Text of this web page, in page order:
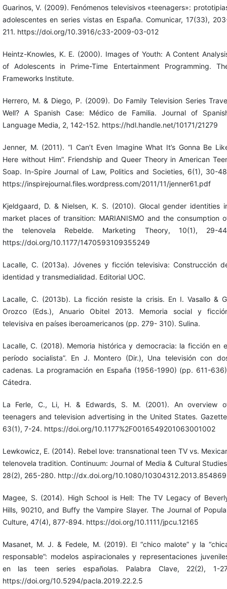
Guarinos, V. (2009). Fenómenos televisivos «teenagers»:
adolescentes en series vistas en España. Comunicar, 17(33),
211. https://doi.org/10.3916/c33-2009-03-012
Heintz-Knowles, K. E. (2000). Images of Youth: A Content
of Adolescents in Prime-Time Entertainment Programming.
Frameworks Institute.
Herrero, M. & Diego, P. (2009). Do Family Television Series
Well? A Spanish Case: Médico de Familia. Journal of
Language Media, 2, 142-152. https://hdl.handle.net/10171/21279
Jenner, M. (2011). “I Can’t Even Imagine What It’s Gonna Be
Here without Him”. Friendship and Queer Theory in American
Soap. In-Spire Journal of Law, Politics and Societies, 6(1), 30-
https://inspirejournal.files.wordpress.com/2011/11/jenner61.pdf
Kjeldgaard, D. & Nielsen, K. S. (2010). Glocal gender identities
market places of transition: MARIANISMO and the consumption
the telenovela Rebelde. Marketing Theory, 10(1), 29-
https://doi.org/10.1177/1470593109355249
Lacalle, C. (2013a). Jóvenes y ficción televisiva: Construcción
identidad y transmedialidad. Editorial UOC.
Lacalle, C. (2013b). La ficción resiste la crisis. En I. Vasallo &
Orozco (Eds.), Anuario Obitel 2013. Memoria social y
televisiva en países iberoamericanos (pp. 279- 310). Sulina.
Lacalle, C. (2018). Memoria histórica y democracia: la ficción en
período socialista”. En J. Montero (Dir.), Una televisión con
cadenas. La programación en España (1956-1990) (pp. 611-
Cátedra.
La Ferle, C., Li, H. & Edwards, S. M. (2001). An overview
teenagers and television advertising in the United States.
63(1), 7-24. https://doi.org/10.1177%2F0016549201063001002
Lewkowicz, E. (2014). Rebel love: transnational teen TV vs.
telenovela tradition. Continuum: Journal of Media & Cultural
28(2), 265-280. http://dx.doi.org/10.1080/10304312.2013.854869
Magee, S. (2014). High School is Hell: The TV Legacy of
Hills, 90210, and Buffy the Vampire Slayer. The Journal of
Culture, 47(4), 877-894. https://doi.org/10.1111/jpcu.12165
Masanet, M. J. & Fedele, M. (2019). El “chico malote” y la
responsable”: modelos aspiracionales y representaciones
en las teen series españolas. Palabra Clave, 22(2), 1-
https://doi.org/10.5294/pacla.2019.22.2.5